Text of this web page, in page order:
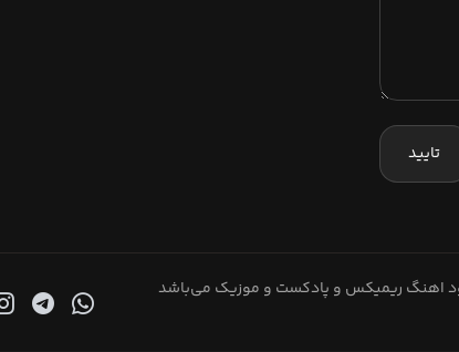
تایید
اهنگ ریمیکس و پادکست و موزیک می‌باشد